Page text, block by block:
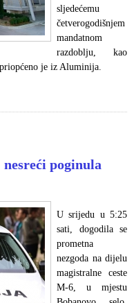
sljedećemu
četverogodišnjem
mandatnom
razdoblju, kao
je iz Aluminija.
poginula
U srijedu u 5:25
sati, dogodila se
prometna
nezgoda na dijelu
magistralne ceste
M-6, u mjestu